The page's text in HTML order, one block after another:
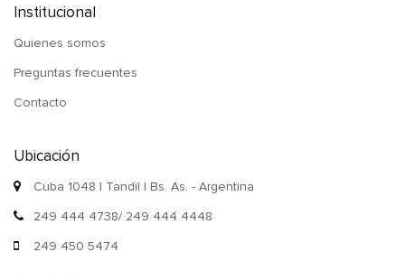
Institucional
Quienes somos
Preguntas frecuentes
Contacto
Ubicación
Cuba 1048 | Tandil | Bs. As. - Argentina
249 444 4738/ 249 444 4448
249 450 5474